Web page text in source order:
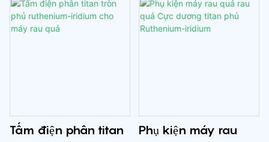
chống ăn mòn được sử dụng
trong các quá trình điện
hóa. Thiết kế sáng tạo này
trong công nghiệp, đặc biệt
trong các quy trình điện
phân để mạ kim loại, xử lý
Tấm điện phân titan
Phụ kiện máy rau